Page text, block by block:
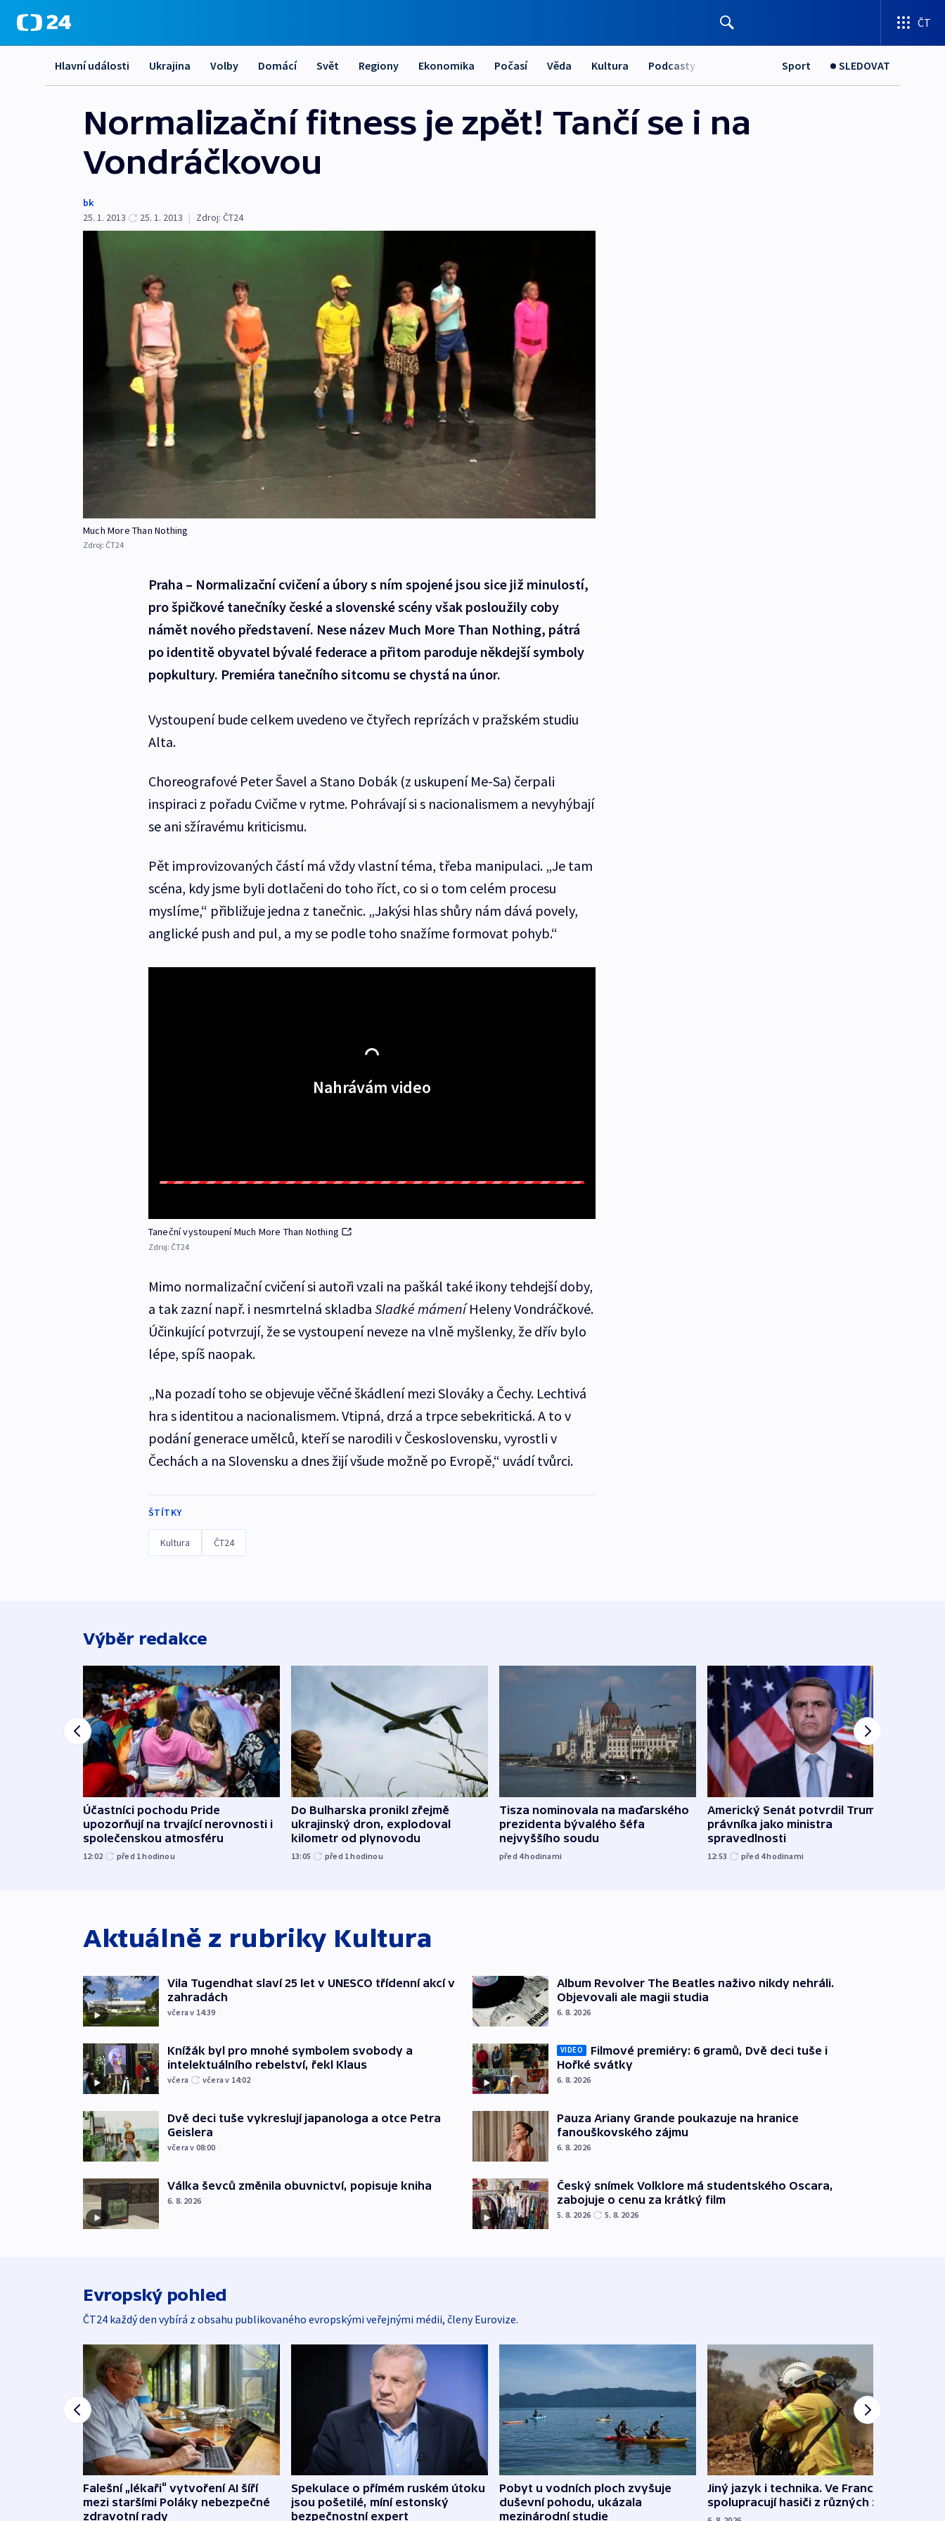
ČT
Hlavní události Ukrajina Volby Domácí Svět Regiony Ekonomika Počasí Věda Kultura Podcasty Sport SLEDOVAT
Normalizační fitness je zpět! Tančí se i na
Vondráčkovou
bk
25. 1. 2013
25. 1. 2013 | Zdroj: ČT24
Much More Than Nothing
Zdroj: ČT24
Praha – Normalizační cvičení a úbory s ním spojené jsou sice již minulostí,
pro špičkové tanečníky české a slovenské scény však posloužily coby
námět nového představení. Nese název Much More Than Nothing, pátrá
po identitě obyvatel bývalé federace a přitom paroduje někdejší symboly
popkultury. Premiéra tanečního sitcomu se chystá na únor.
Vystoupení bude celkem uvedeno ve čtyřech reprízách v pražském studiu
Alta.
Choreografové Peter Šavel a Stano Dobák (z uskupení Me-Sa) čerpali
inspiraci z pořadu Cvičme v rytme. Pohrávají si s nacionalismem a nevyhýbají
se ani sžíravému kriticismu.
Pět improvizovaných částí má vždy vlastní téma, třeba manipulaci. „Je tam
scéna, kdy jsme byli dotlačeni do toho říct, co si o tom celém procesu
myslíme,“ přibližuje jedna z tanečnic. „Jakýsi hlas shůry nám dává povely,
anglické push and pul, a my se podle toho snažíme formovat pohyb.“
Nahrávám video
Taneční vystoupení Much More Than Nothing
Zdroj: ČT24
Mimo normalizační cvičení si autoři vzali na paškál také ikony tehdejší doby,
a tak zazní např. i nesmrtelná skladba Sladké mámeníHeleny Vondráčkové.
Účinkující potvrzují, že se vystoupení neveze na vlně myšlenky, že dřív bylo
lépe, spíš naopak.
„Na pozadí toho se objevuje věčné škádlení mezi Slováky a Čechy. Lechtivá
hra s identitou a nacionalismem. Vtipná, drzá a trpce sebekritická. A to v
podání generace umělců, kteří se narodili v Československu, vyrostli v
Čechách a na Slovensku a dnes žijí všude možně po Evropě,“ uvádí tvůrci.
ŠTÍTKY
Kultura ČT24
Výběr redakce
Účastníci pochodu Pride
upozorňují na trvající nerovnosti i
společenskou atmosféru
12:02 před 1hodinou
Do Bulharska pronikl zřejmě
ukrajinský dron, explodoval
kilometr od plynovodu
13:05 před 1hodinou
Tisza nominovala na maďarského
prezidenta bývalého šéfa
nejvyššího soudu
před 4hodinami
Americký Senát potvrdil Trumpova
právníka jako ministra
spravedlnosti
12:53 před 4hodinami
Aktuálně z rubriky Kultura
Vila Tugendhat slaví 25 let v UNESCO třídenní akcí v
zahradách
včera v 14:39
Knížák byl pro mnohé symbolem svobody a
intelektuálního rebelství, řekl Klaus
včera včera v 14:02
Dvě deci tuše vykreslují japanologa a otce Petra
Geislera
včera v 08:00
Válka ševců změnila obuvnictví, popisuje kniha
6. 8. 2026
Album Revolver The Beatles naživo nikdy nehráli.
Objevovali ale magii studia
6. 8. 2026
VIDEO
Filmové premiéry: 6 gramů, Dvě deci tuše i
Hořké svátky
6. 8. 2026
Pauza Ariany Grande poukazuje na hranice
fanouškovského zájmu
6. 8. 2026
Český snímek Volklore má studentského Oscara,
zabojuje o cenu za krátký film
5. 8. 2026 5. 8. 2026
Evropský pohled
ČT24 každý den vybírá z obsahu publikovaného evropskými veřejnými médii, členy Eurovize.
Falešní „lékaři“ vytvoření AI šíří
mezi staršími Poláky nebezpečné
zdravotní rady
Spekulace o přímém ruském útoku
jsou pošetilé, míní estonský
bezpečnostní expert
Pobyt u vodních ploch zvyšuje
duševní pohodu, ukázala
mezinárodní studie
Jiný jazyk i technika. Ve Francii
spolupracují hasiči z různých zemí